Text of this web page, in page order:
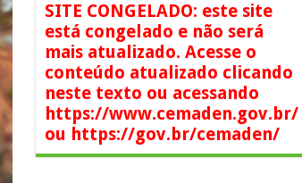
SITE CONGELADO: este site
está congelado e não será
mais atualizado. Acesse o
conteúdo atualizado clicando
neste texto ou acessando
https://www.cemaden.gov.br/
ou https://gov.br/cemaden/